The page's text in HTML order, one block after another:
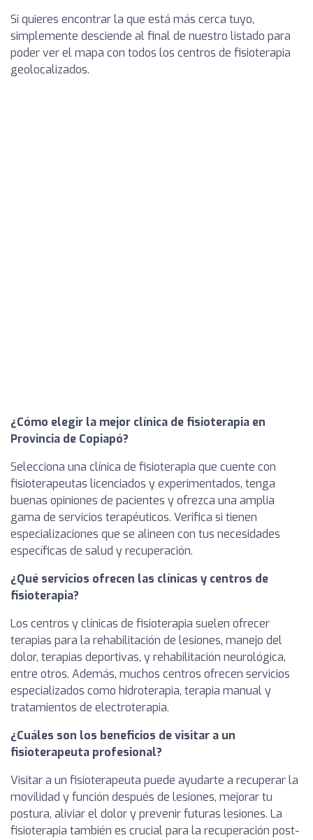
Si quieres encontrar la que está más cerca tuyo,
simplemente desciende al final de nuestro listado para
poder ver el mapa con todos los centros de fisioterapia
geolocalizados.
¿Cómo elegir la mejor clínica de fisioterapia en
Provincia de Copiapó?
Selecciona una clínica de fisioterapia que cuente con
fisioterapeutas licenciados y experimentados, tenga
buenas opiniones de pacientes y ofrezca una amplia
gama de servicios terapéuticos. Verifica si tienen
especializaciones que se alineen con tus necesidades
específicas de salud y recuperación.
¿Qué servicios ofrecen las clínicas y centros de
fisioterapia?
Los centros y clínicas de fisioterapia suelen ofrecer
terapias para la rehabilitación de lesiones, manejo del
dolor, terapias deportivas, y rehabilitación neurológica,
entre otros. Además, muchos centros ofrecen servicios
especializados como hidroterapia, terapia manual y
tratamientos de electroterapia.
¿Cuáles son los beneficios de visitar a un
fisioterapeuta profesional?
Visitar a un fisioterapeuta puede ayudarte a recuperar la
movilidad y función después de lesiones, mejorar tu
postura, aliviar el dolor y prevenir futuras lesiones. La
fisioterapia también es crucial para la recuperación post-